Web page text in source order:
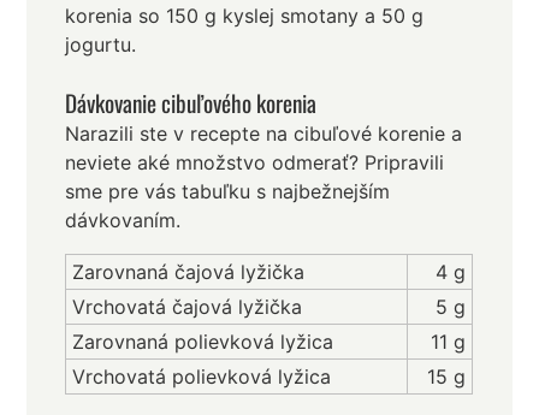
korenia so 150 g kyslej smotany a 50 g
jogurtu.
Dávkovanie cibuľového korenia
Narazili ste v recepte na cibuľové korenie a
neviete aké množstvo odmerať? Pripravili
sme pre vás tabuľku s najbežnejším
dávkovaním.
Zarovnaná čajová lyžička
4 g
Vrchovatá čajová lyžička
5 g
Zarovnaná polievková lyžica
11 g
Vrchovatá polievková lyžica
15 g